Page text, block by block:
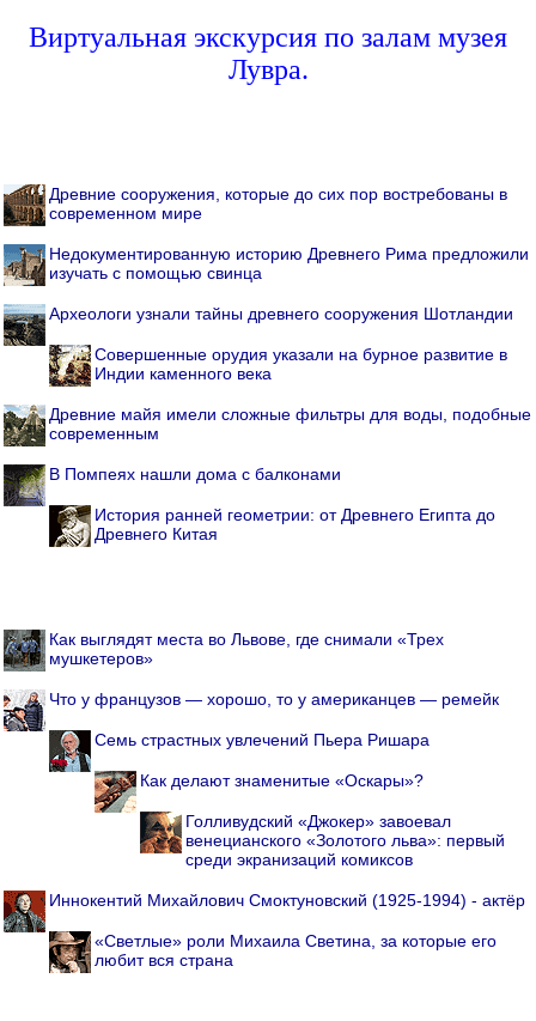
Виртуальная экскурсия по залам музея
Лувра.
Древние сооружения, которые до сих пор востребованы в
современном мире
Недокументированную историю Древнего Рима предложили
изучать с помощью свинца
Археологи узнали тайны древнего сооружения Шотландии
Совершенные орудия указали на бурное развитие в
Индии каменного века
Древние майя имели сложные фильтры для воды, подобные
современным
В Помпеях нашли дома с балконами
История ранней геометрии: от Древнего Египта до
Древнего Китая
Как выглядят места во Львове, где снимали «Трех
мушкетеров»
Что у французов — хорошо, то у американцев — ремейк
Семь страстных увлечений Пьера Ришара
Как делают знаменитые «Оскары»?
Голливудский «Джокер» завоевал
венецианского «Золотого льва»: первый
среди экранизаций комиксов
Иннокентий Михайлович Смоктуновский (1925-1994) - актёр
«Светлые» роли Михаила Светина, за которые его
любит вся страна